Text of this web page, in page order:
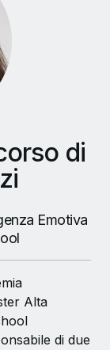
di
Emotiva
Alta
di due